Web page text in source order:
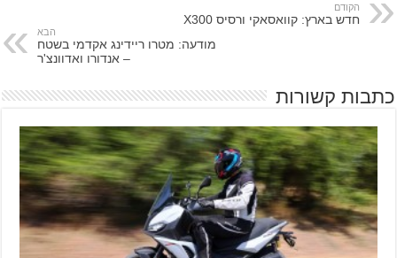
הקודם
חדש בארץ: קוואסאקי ורסיס X300
הבא
מודעה: מטרו ריידינג אקדמי בשטח
– אנדורו ואדוונצ'ר
כתבות קשורות